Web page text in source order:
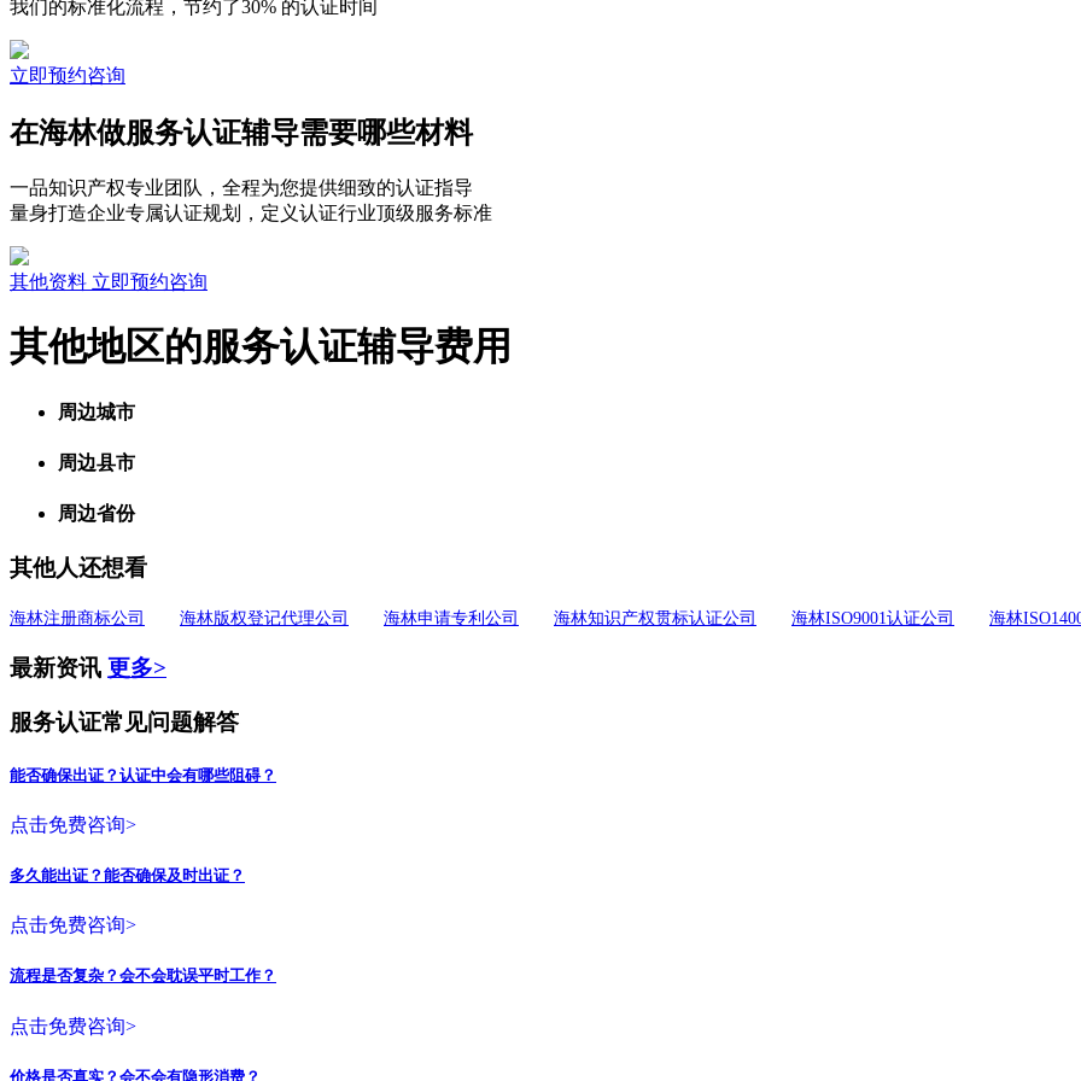
我们的标准化流程，节约了30% 的认证时间
立即预约咨询
在海林做服务认证辅导需要哪些材料
一品知识产权专业团队，全程为您提供细致的认证指导
量身打造企业专属认证规划，定义认证行业顶级服务标准
其他资料 立即预约咨询
其他地区的服务认证辅导费用
周边城市
周边县市
周边省份
其他人还想看
海林注册商标公司 海林版权登记代理公司 海林申请专利公司 海林知识产权贯标认证公司 海林ISO9001认证公司 海林
最新资讯 更多>
服务认证常见问题解答
能否确保出证？认证中会有哪些阻碍？
点击免费咨询>
多久能出证？能否确保及时出证？
点击免费咨询>
流程是否复杂？会不会耽误平时工作？
点击免费咨询>
价格是否真实？会不会有隐形消费？